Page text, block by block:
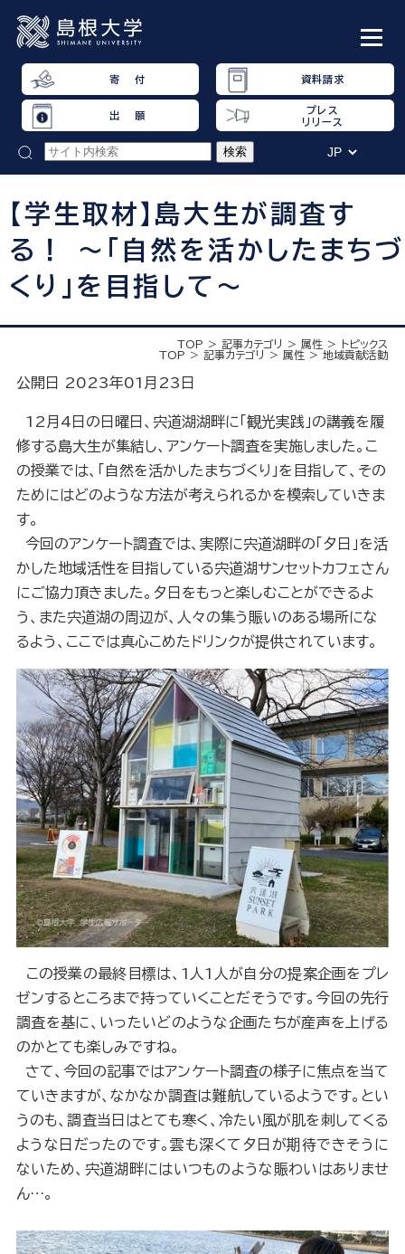
寄 付 資料請求
出 願
プレス
リリース
【学生取材】島大生が調査す
る！ ～「自然を活かしたまちづ
くり」を目指して～
TOP 記事カテゴリ 属性
トピックス
TOP
記事カテゴリ 属性 地域貢献活動
公開日 2023年01月23日
12月4日の日曜日、宍道湖湖畔に「観光実践」の講義を履
修する島大生が集結し、アンケート調査を実施しました。こ
の授業では、「自然を活かしたまちづくり」を目指して、その
ためにはどのような方法が考えられるかを模索していきま
す。
今回のアンケート調査では、実際に宍道湖畔の「夕日」を活
かした地域活性を目指している宍道湖サンセットカフェさん
にご協力頂きました。夕日をもっと楽しむことができるよ
う、また宍道湖の周辺が、人々の集う賑いのある場所にな
るよう、ここでは真心こめたドリンクが提供されています。
この授業の最終目標は、1人1人が自分の提案企画をプレ
ゼンするところまで持っていくことだそうです。今回の先行
調査を基に、いったいどのような企画たちが産声を上げる
のかとても楽しみですね。
さて、今回の記事ではアンケート調査の様子に焦点を当て
ていきますが、なかなか調査は難航しているようです。とい
うのも、調査当日はとても寒く、冷たい風が肌を刺してくる
ような日だったのです。雲も深くて夕日が期待できそうに
ないため、宍道湖畔にはいつものような賑わいはありませ
ん…。